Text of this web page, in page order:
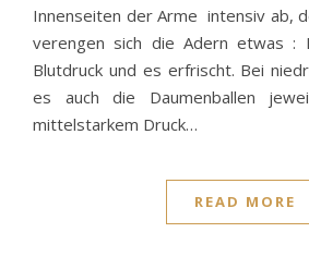
Innenseiten der Arme intensiv ab,
verengen sich die Adern etwas :
Blutdruck und es erfrischt. Bei
es auch die Daumenballen
mittelstarkem Druck…
READ MORE